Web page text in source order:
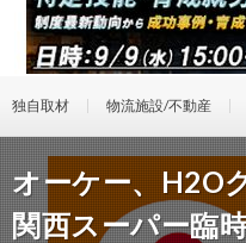
独自取材 物流施設/不動産
オーケー、H2O
関西スーパー臨